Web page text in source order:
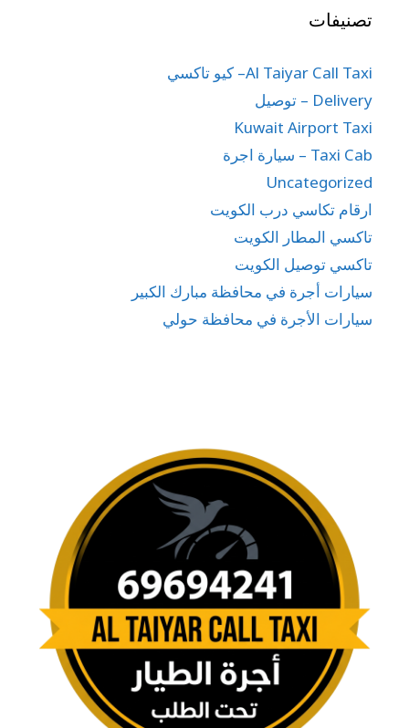
تصنيفات
Al Taiyar Call Taxi– كيو تاكسي
Delivery – توصيل
Kuwait Airport Taxi
Taxi Cab – سيارة اجرة
Uncategorized
ارقام تكاسي درب الكويت
تاكسي المطار الكويت
تاكسي توصيل الكويت
سيارات أجرة في محافظة مبارك الكبير
سيارات الأجرة في محافظة حولي